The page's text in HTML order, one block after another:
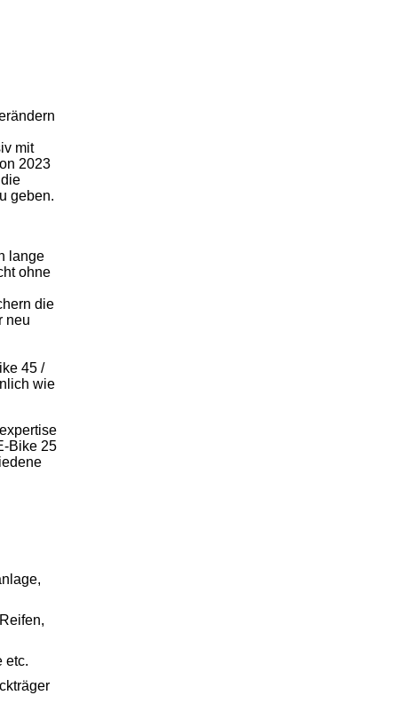
mit
2023
geben.
lange
ohne
die
neu
45 /
wie
Bike 25
etc.